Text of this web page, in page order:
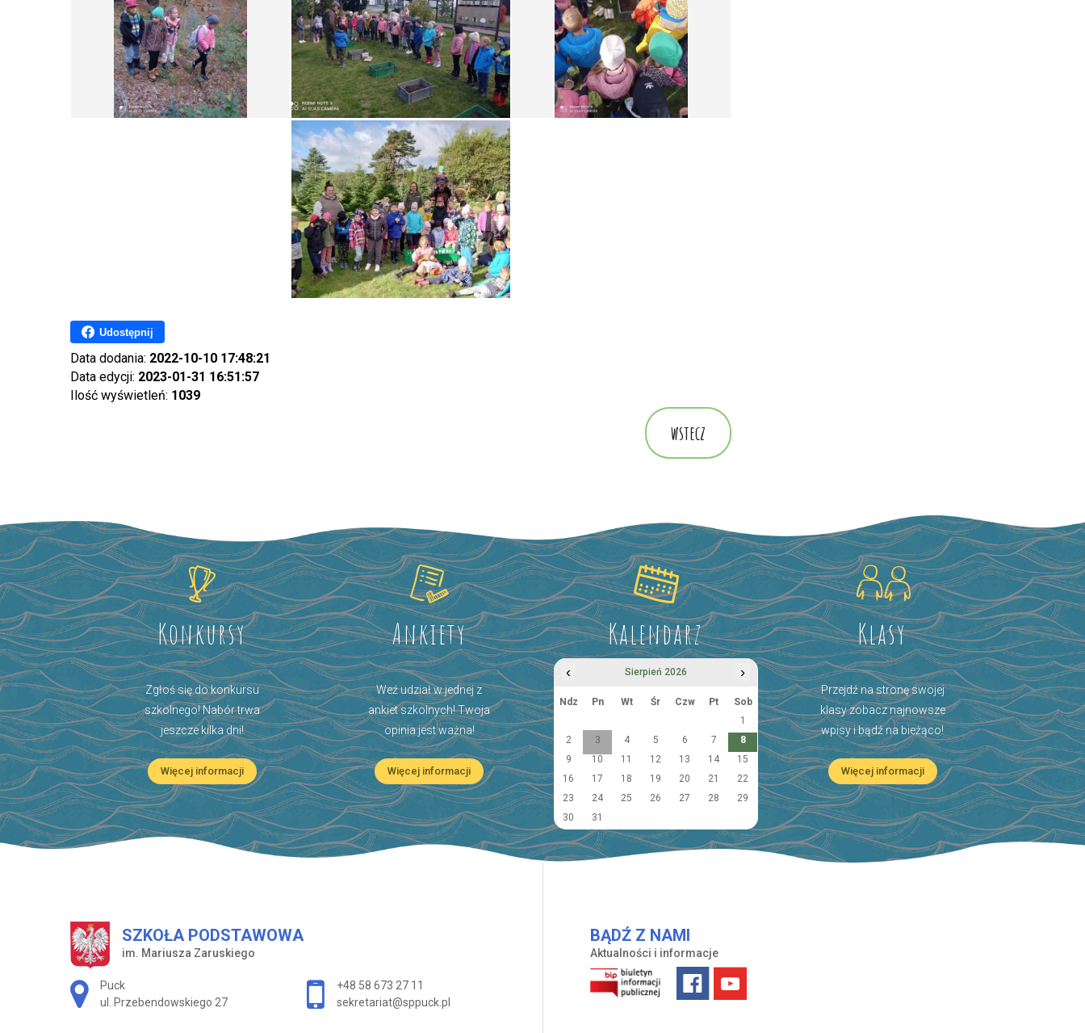
Udostępnij
Data dodania: 2022-10-10 17:48:21
Data edycji: 2023-01-31 16:51:57
Ilość wyświetleń: 1039
wstecz
Konkursy
Zgłoś się do konkursu
szkolnego! Nabór trwa
jeszcze kilka dni!
Więcej informacji
Ankiety
Weź udział w jednej z
ankiet szkolnych! Twoja
opinia jest ważna!
Więcej informacji
Kalendarz
‹ Sierpień 2026 ›
Ndz Pn Wt Śr Czw Pt
Sob
1
2
3 4 5 6 7
8
9
10 11 12 13 14
15
16
17 18 19 20 21
22
23
24 25 26 27 28
29
30
31
Klasy
Przejdź na stronę swojej
klasy zobacz najnowsze
wpisy i bądź na bieżąco!
Więcej informacji
SZKOŁA PODSTAWOWA
im. Mariusza Zaruskiego
Adres pocztowy:
Puck
ul. Przebendowskiego 27
+48 58 673 27 11
sekretariat@sppuck.pl
BĄDŹ Z NAMI
Aktualności i informacje